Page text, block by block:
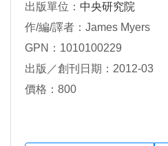
出版單位： 中央研究院
作/編/譯者：James Myers
GPN：1010100229
出版／創刊日期：2012-03
價格：800